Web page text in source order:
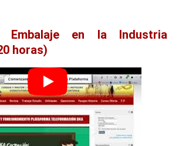
Embalaje en la Industria
horas)